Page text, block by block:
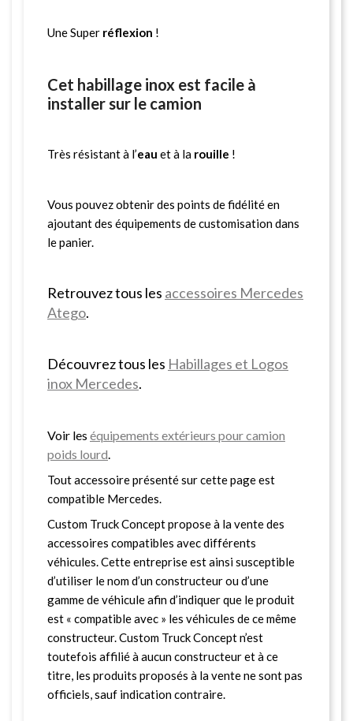
Une Super réflexion !
Cet habillage inox est facile à
installer sur le camion
Très résistant à l’eau et à la rouille !
Vous pouvez obtenir des points de fidélité en
ajoutant des équipements de customisation dans
le panier.
Retrouvez tous les accessoires Mercedes
Atego.
Découvrez tous les Habillages et Logos
inox Mercedes.
Voir les équipements extérieurs pour camion
poids lourd
Tout accessoire présenté sur cette page est
compatible Mercedes.
Custom Truck Concept propose à la vente des
accessoires compatibles avec différents
véhicules. Cette entreprise est ainsi susceptible
d’utiliser le nom d’un constructeur ou d’une
gamme de véhicule afin d’indiquer que le produit
est « compatible avec » les véhicules de ce même
constructeur. Custom Truck Concept n’est
toutefois affilié à aucun constructeur et à ce
titre, les produits proposés à la vente ne sont pas
officiels, sauf indication contraire.